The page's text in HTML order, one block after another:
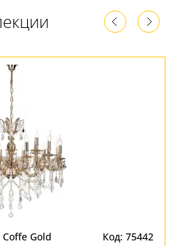
Gold Код: 75442